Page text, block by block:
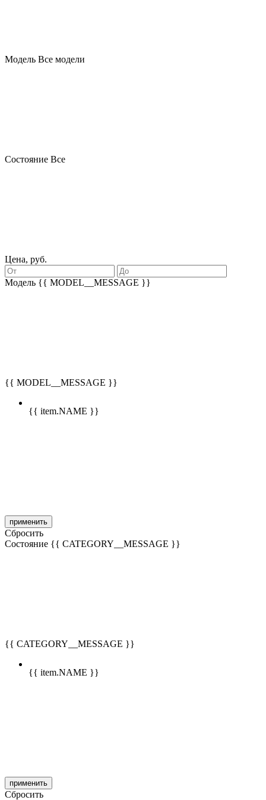
Модель Все модели
Состояние Все
Цена, руб.
Модель {{ MODEL__MESSAGE }}
{{ MODEL__MESSAGE }}
{{ item.NAME }}
применить
Сбросить
Состояние {{ CATEGORY__MESSAGE }}
{{ CATEGORY__MESSAGE }}
{{ item.NAME }}
применить
Сбросить